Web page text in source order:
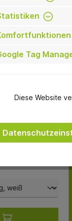
Karton 15
Tag
Diese Website